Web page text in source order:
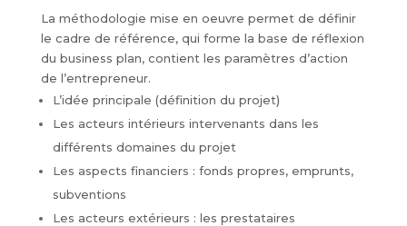
La méthodologie mise en oeuvre permet de définir
le cadre de référence, qui forme la base de réflexion
du business plan, contient les paramètres d’action
de l’entrepreneur.
L’idée principale (définition du projet)
Les acteurs intérieurs intervenants dans les
différents domaines du projet
Les aspects financiers : fonds propres, emprunts,
subventions
Les acteurs extérieurs : les prestataires